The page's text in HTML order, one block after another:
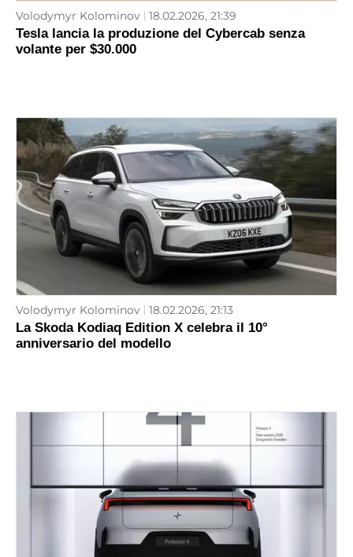
Volodymyr Kolominov 18.02.2026, 21:39
Tesla lancia la produzione del Cybercab senza
volante per $30.000
Volodymyr Kolominov 18.02.2026, 21:13
La Skoda Kodiaq Edition X celebra il 10°
anniversario del modello